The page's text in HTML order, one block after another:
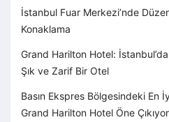
İstanbul Fuar Merkezi’nde
Konaklama
Grand Harilton Hotel:
Şık ve Zarif Bir Otel
Basın Ekspres Bölgesindeki En
Grand Harilton Hotel Öne